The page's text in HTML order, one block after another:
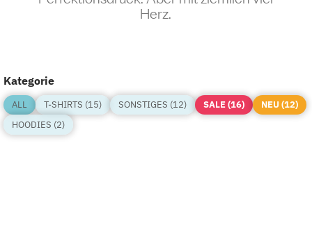
Herz.
Kategorie
ALL T-SHIRTS (15) SONSTIGES (12) SALE (16)
NEU (12)
HOODIES (2)